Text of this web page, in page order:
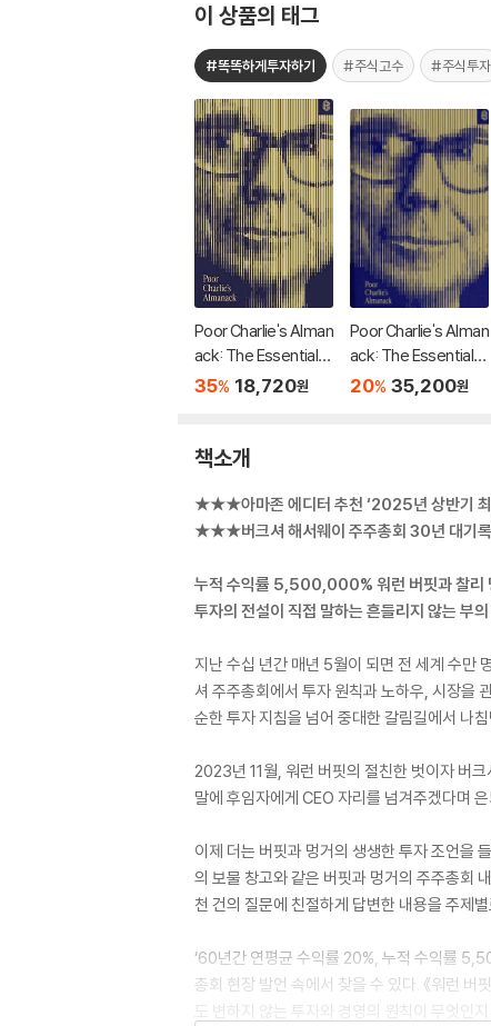
이 상품의 태그
#똑똑하게투자하기 #주식고수 #주식투자
Poor Charlie's Alman
ack: The Essential
Wit and Wisdom of
35% 18,720원
Poor Charlie's Alman
ack: The Essential
Wit and Wisdom of
20% 35,200원
책소개
★★★아마존 에디터 추천 ‘2025년 상반기
★★★버크셔 해서웨이 주주총회 30년 대
누적 수익률 5,500,000% 워런 버핏과 찰리
투자의 전설이 직접 말하는 흔들리지 않는 부
지난 수십 년간 매년 5월이 되면 전 세계 수만
셔 주주총회에서 투자 원칙과 노하우, 시장을
순한 투자 지침을 넘어 중대한 갈림길에서 나
2023년 11월, 워런 버핏의 절친한 벗이자 버
말에 후임자에게 CEO 자리를 넘겨주겠다며
이제 더는 버핏과 멍거의 생생한 투자 조언을
의 보물 창고와 같은 버핏과 멍거의 주주총회
천 건의 질문에 친절하게 답변한 내용을 주제
‘60년간 연평균 수익률 20%, 누적 수익률
총회 현장 발언 속에서 찾을 수 있다. 《워런
도 변하지 않는 투자와 경영의 원칙이 무엇인